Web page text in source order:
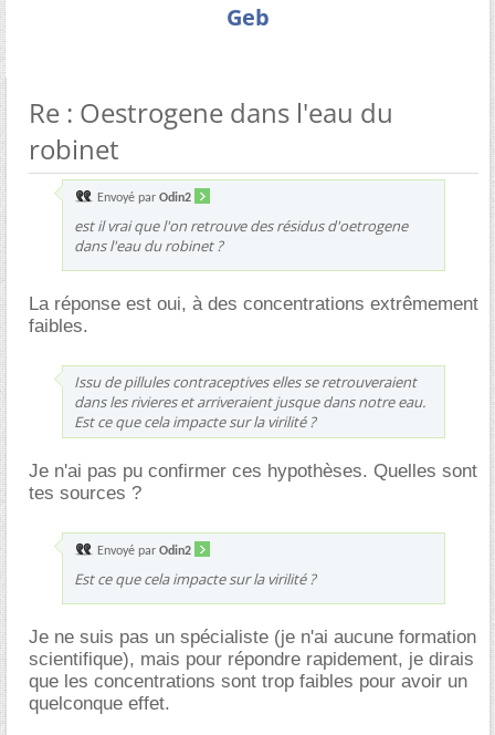
Geb
Re : Oestrogene dans l'eau du
robinet
Envoyé par Odin2
est il vrai que l'on retrouve des résidus d'oetrogene
dans l'eau du robinet ?
La réponse est oui, à des concentrations extrêmement
faibles.
Issu de pillules contraceptives elles se retrouveraient
dans les rivieres et arriveraient jusque dans notre eau.
Est ce que cela impacte sur la virilité ?
Je n'ai pas pu confirmer ces hypothèses. Quelles sont
tes sources ?
Envoyé par Odin2
Est ce que cela impacte sur la virilité ?
Je ne suis pas un spécialiste (je n'ai aucune formation
scientifique), mais pour répondre rapidement, je dirais
que les concentrations sont trop faibles pour avoir un
quelconque effet.